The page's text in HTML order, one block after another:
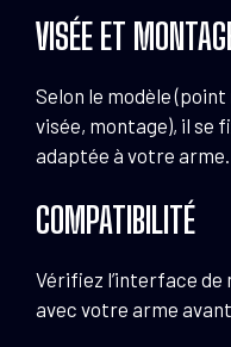
VISÉE ET
Selon le modèle
visée, montage), il se
adaptée à votre arme.
COMPATIBILITÉ
Vérifiez l’interface
avec votre arme